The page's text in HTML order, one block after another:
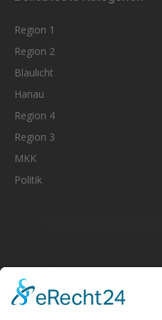
Region 1
Region 2
Blaulicht
Hanau
Region 4
Region 3
MKK
Politik